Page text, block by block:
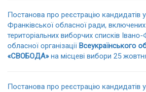
Постанова про реєстрацію кандидатів
Франківської обласної ради,
територіальних виборчих списків
обласної організації Всеукраїнського
«СВОБОДА»на місцеві вибори 25
Постанова про реєстрацію кандидатів